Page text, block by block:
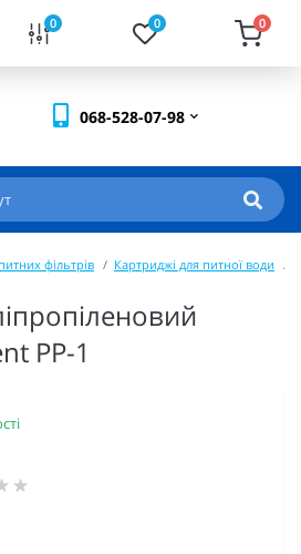
0 0 0
068-528-07-98
фільтрів Картриджі для питної води
PP-1